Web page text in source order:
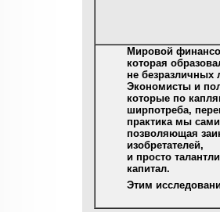
Мировой
которая
не безразличных
Экономисты и
которые по
ширпотреба,
практика мы
позволяющая
изобретателей,
и просто
капитал.
Этим